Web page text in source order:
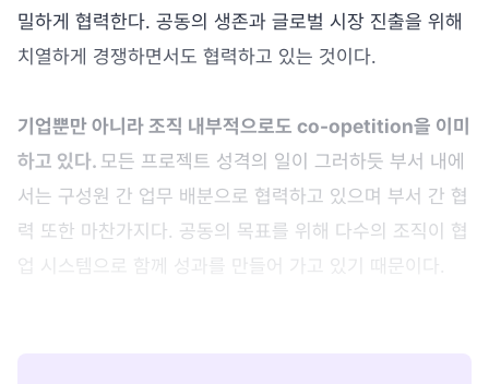
밀하게 협력한다. 공동의 생존과 글로벌 시장 진출을 위해
치열하게 경쟁하면서도 협력하고 있는 것이다.
기업뿐만 아니라 조직 내부적으로도 co-opetition을 이미
하고 있다. 모든 프로젝트 성격의 일이 그러하듯 부서 내에
서는 구성원 간 업무 배분으로 협력하고 있으며 부서 간 협
력 또한 마찬가지다. 공동의 목표를 위해 다수의 조직이 협
업 시스템으로 함께 성과를 만들어 가고 있기 때문이다.